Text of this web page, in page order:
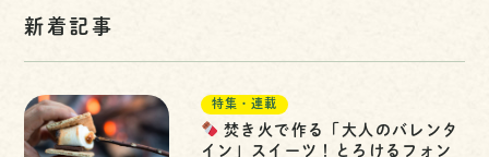
新着記事
特集・連載
焚き火で作る「大人のバレンタ
イン」スイーツ！とろけるフォン